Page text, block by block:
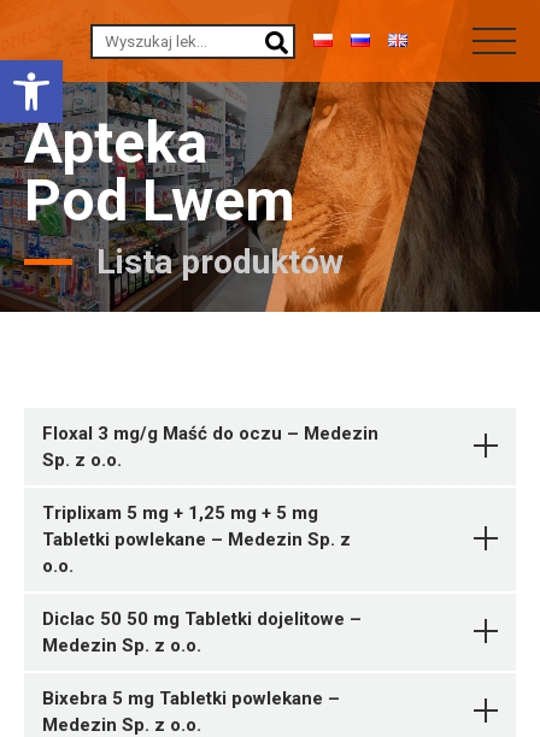
Otwórz pasek narzędzi
Apteka
Pod Lwem
Lista produktów
Floxal 3 mg/g Maść do oczu – Medezin
Sp. z o.o.
05909991604516 ¦ Rp ¦ 167540
Triplixam 5 mg + 1,25 mg + 5 mg
Tabletki powlekane – Medezin Sp. z
o.o.
Diclac 50 50 mg Tabletki dojelitowe –
Medezin Sp. z o.o.
Bixebra 5 mg Tabletki powlekane –
Medezin Sp. z o.o.